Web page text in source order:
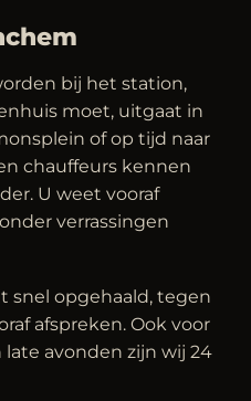
bij het station,
moet, uitgaat in
of op tijd naar
chauffeurs kennen
U weet vooraf
verrassingen
snel opgehaald, tegen
afspreken. Ook voor
avonden zijn wij 24